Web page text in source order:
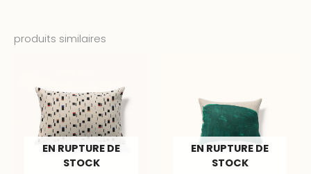
produits similaires
EN RUPTURE DE
STOCK
EN RUPTURE DE
STOCK